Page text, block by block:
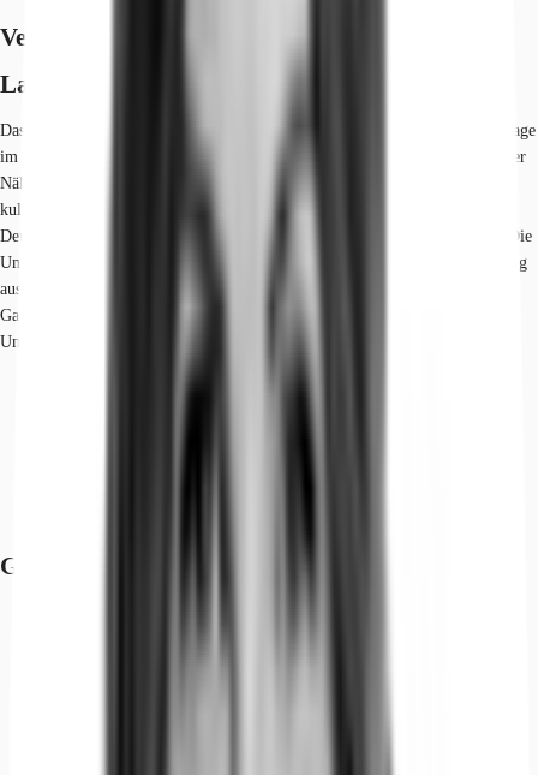
Verfügbare Fläche
Lage und Verkehrsanbindung
Das Objekt befindet sich in einer äußerst zentralen und prestigeträchtigen Lage
im Herzen von Berlin. Dieser Standort im Bezirk Mitte ist geprägt von seiner
Nähe zu bedeutenden politischen Institutionen wie dem Regierungsviertel,
kulturellen Einrichtungen von Weltrang wie der Museumsinsel und dem
Deutschen Theater sowie wissenschaftlichen Institutionen wie der Charité. Die
Umgebung ist ein pulsierender urbaner Raum, der eine einzigartige Mischung
aus Geschichte, Kultur und modernem Geschäftsleben bietet. Zahlreiche
Galerien, Geschäfte und eine gehobene Gastronomie prägen das direkte
Umfeld.
Grundrisse